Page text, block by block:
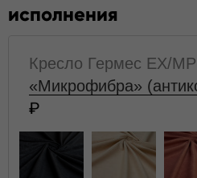
исполнения
Кресло Гермес EX/
«Микрофибра»